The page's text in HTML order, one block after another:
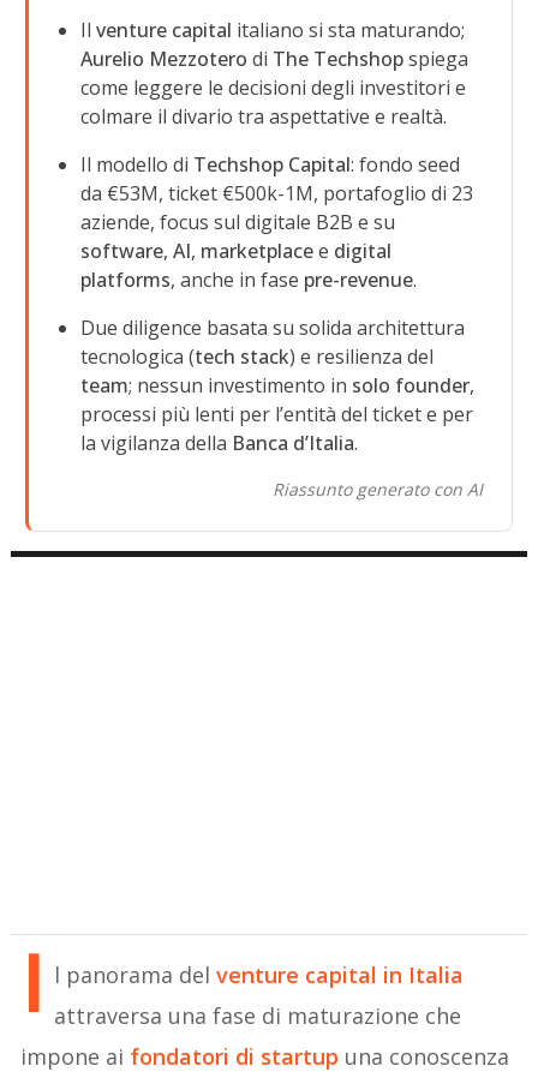
Ilventure capital italiano si sta maturando;
Aurelio Mezzotero di The Techshopspiega
come leggere le decisioni degli investitori e
colmare il divario tra aspettative e realtà.
Il modello di Techshop Capital: fondo seed
da €53M, ticket €500k-1M, portafoglio di 23
aziende, focus sul digitale B2B e su
software,AI, marketplacee digital
platforms, anche in fase pre-revenue.
Due diligence basata su solida architettura
tecnologica (tech stack) e resilienza del
team; nessun investimento in solo founder,
processi più lenti per l’entità del ticket e per
la vigilanza della Banca d’Italia.
Riassunto generato con AI
I l panorama delventure capital in Italia
attraversa una fase di maturazione che
impone ai fondatori di startup una conoscenza